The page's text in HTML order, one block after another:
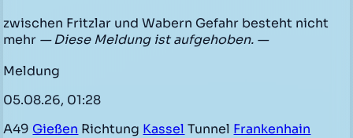
zwischen Fritzlar und Wabern Gefahr besteht nicht
mehr — Diese Meldung ist aufgehoben. —
Meldung
05.08.26, 01:28
A49 Gießen Richtung Kassel Tunnel Frankenhain